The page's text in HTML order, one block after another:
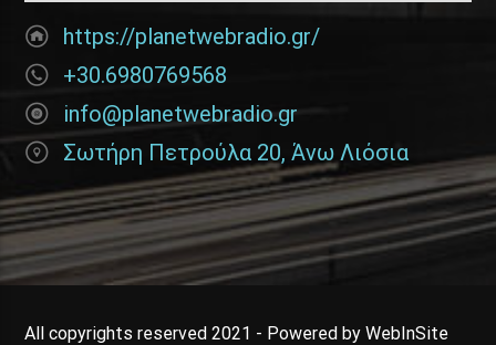
https://planetwebradio.gr/
+30.6980769568
info@planetwebradio.gr
Σωτήρη Πετρούλα 20, Άνω Λιόσια
All copyrights reserved 2021 - Powered by WebInSite